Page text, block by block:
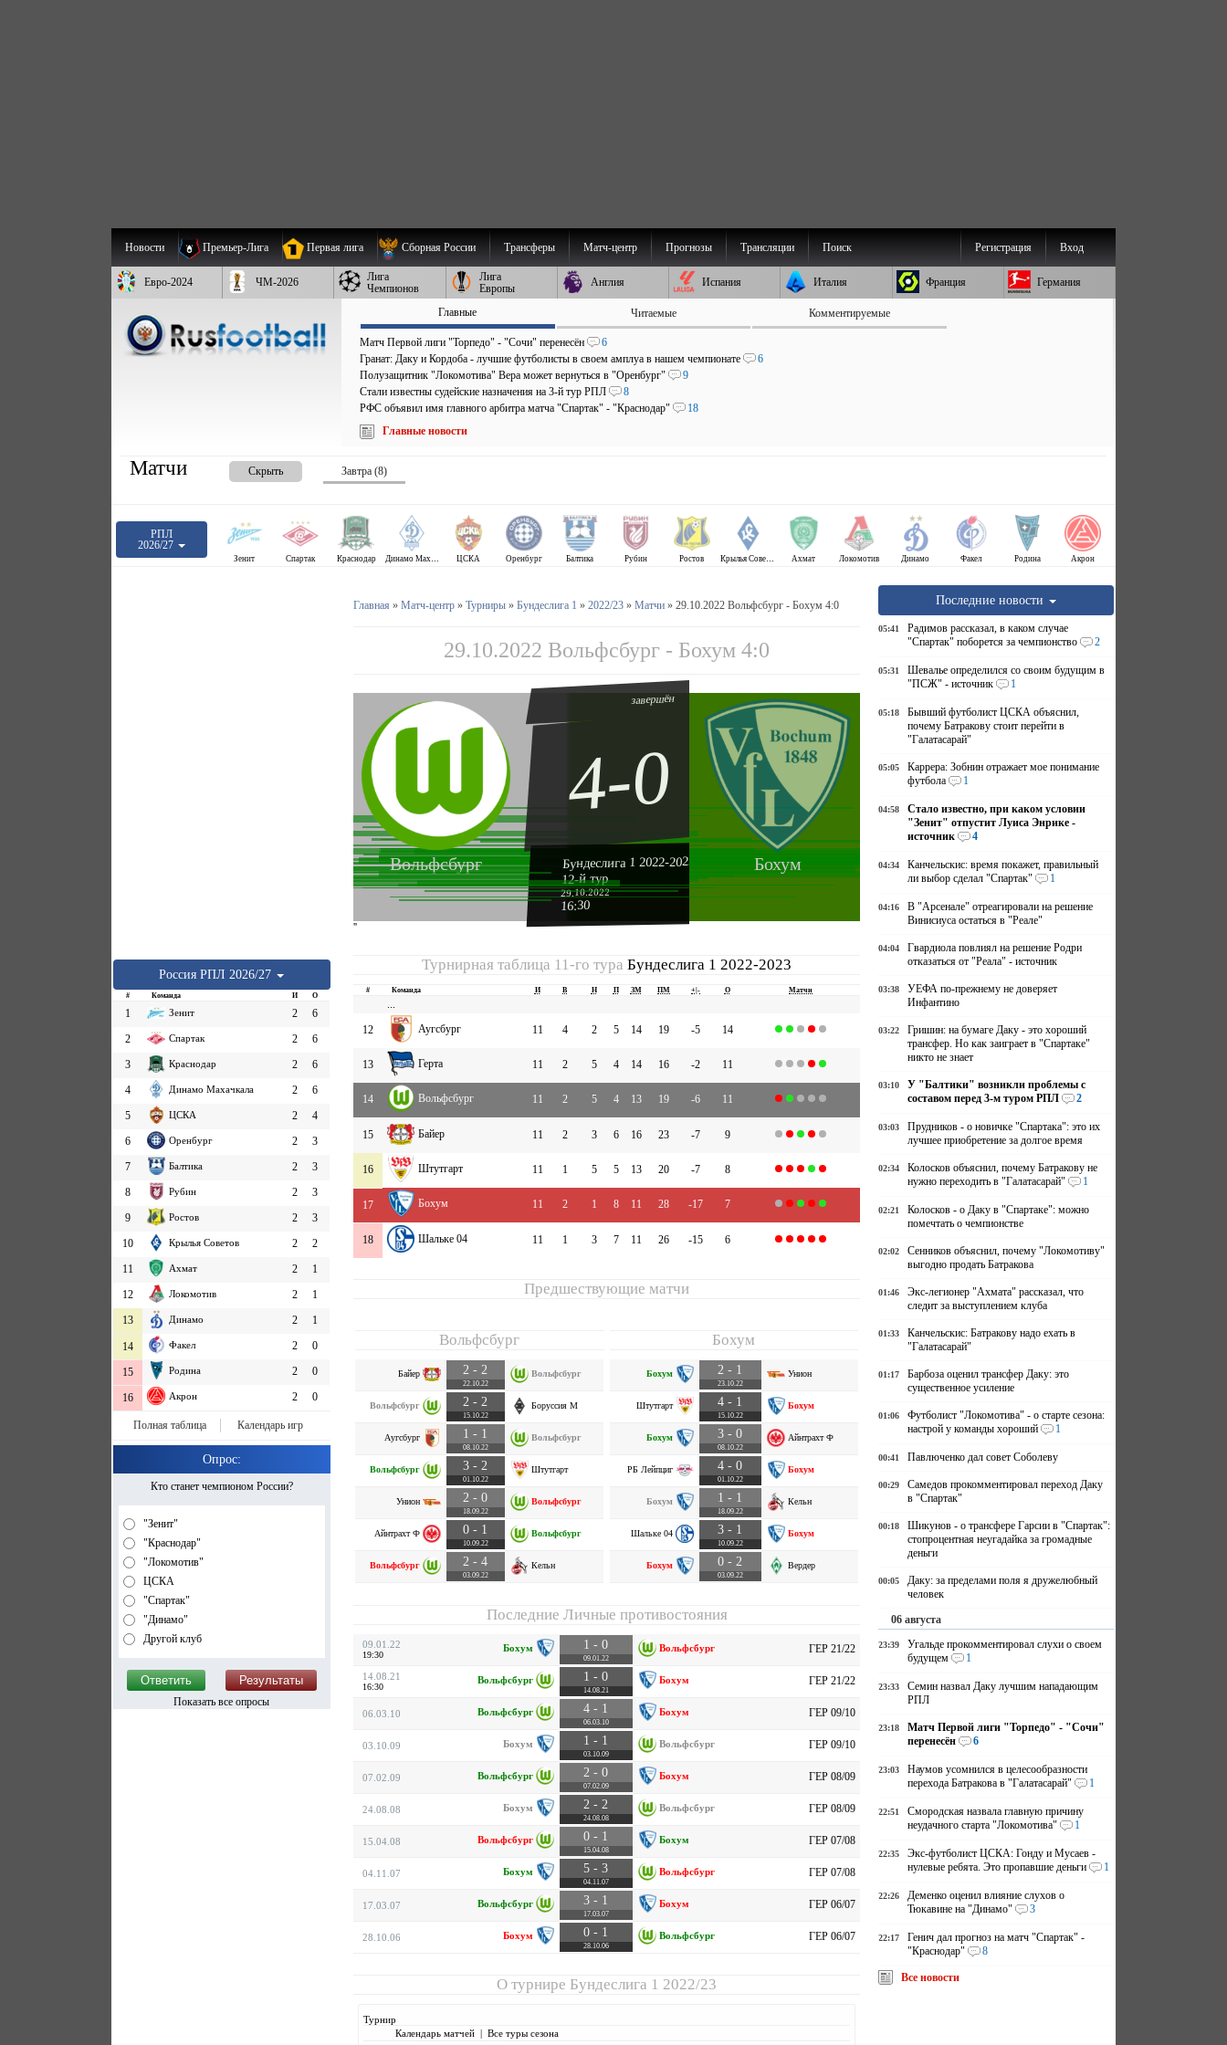
Новости Премьер-Лига Первая лига Сборная России Трансферы Матч-центр Прогнозы Трансляции Поиск Вход
Регистрация
Евро-2024 ЧМ-2026
Лига
Чемпионов
Лига
Европы
Англия Испания Италия Франция Германия
Главные Читаемые Комментируемые
Матч Первой лиги "Торпедо" - "Сочи" перенесён
6
Гранат: Даку и Кордоба - лучшие футболисты в своем амплуа в нашем чемпионате
6
Полузащитник "Локомотива" Вера может вернуться в "Оренбург"
9
Стали известны судейские назначения на 3-й тур РПЛ
8
РФС объявил имя главного арбитра матча "Спартак" - "Краснодар"
18
Главные новости
Матчи Скрыть Завтра (8)
РПЛ
2026/27
Зенит Спартак Краснодар Динамо Махачкала ЦСКА Оренбург Балтика Рубин Ростов Крылья Советов Ахмат Локомотив Динамо Факел Родина Акрон
Россия РПЛ 2026/27
# Команда И О
1 Зенит 2
6
2
Спартак 2
6
3
Краснодар 2
6
4
Динамо Махачкала 2
6
5
ЦСКА 2
4
6
Оренбург 2
3
7
Балтика 2
3
8
Рубин 2
3
9
Ростов 2
3
10
Крылья Советов 2
2
11
Ахмат 2
1
12
Локомотив 2
1
13
Динамо 2 1
14 Факел 2 0
15 Родина 2 0
16 Акрон 2 0
Полная таблица Календарь игр
Опрос:
Кто станет чемпионом России?
"Зенит"
"Краснодар"
"Локомотив"
ЦСКА
"Спартак"
"Динамо"
Другой клуб
Показать все опросы
Главная » Матч-центр» Турниры» Бундеслига 1 » 2022/23» Матчи» 29.10.2022 Вольфсбург - Бохум 4:0
29.10.2022 Вольфсбург - Бохум 4:0
Вольфсбург Бохум
завершён
4-0
Бундеслига 1 2022-2023
12-й тур
29.10.2022
16:30
''
Турнирная таблица 11-го тураБундеслига 1 2022-2023
# Команда И В Н П ЗМ ПМ +|- О Матчи
...
12
Аугсбург 11 4 2 5 14 19 -5 14
13 Герта 11 2 5 4 14 16 -2 11
14 Вольфсбург 11 2 5 4 13 19 -6 11
15 Байер 11 2 3 6 16 23 -7 9
16 Штутгарт 11 1 5 5 13 20 -7 8
17 Бохум 11 2 1 8 11 28 -17 7
18 Шальке 04 11 1 3 7 11 26 -15 6
Предшествующие матчи
Вольфсбург
Байер 2 - 2
22.10.22
Вольфсбург
Вольфсбург 2 - 2
15.10.22
Боруссия М
Аугсбург 1 - 1
08.10.22
Вольфсбург
Вольфсбург 3 - 2
01.10.22
Штутгарт
Унион 2 - 0
18.09.22
Вольфсбург
Айнтрахт Ф 0 - 1
10.09.22
Вольфсбург
Вольфсбург 2 - 4
03.09.22
Кельн
Бохум
Бохум 2 - 1
23.10.22
Унион
Штутгарт 4 - 1
15.10.22
Бохум
Бохум 3 - 0
08.10.22
Айнтрахт Ф
РБ Лейпциг 4 - 0
01.10.22
Бохум
Бохум 1 - 1
18.09.22
Кельн
Шальке 04 3 - 1
10.09.22
Бохум
Бохум 0 - 2
03.09.22
Вердер
Последние Личные противостояния
09.01.22
19:30
Бохум 1 - 0
09.01.22
Вольфсбург ГЕР 21/22
14.08.21
16:30
Вольфсбург 1 - 0
14.08.21
Бохум ГЕР 21/22
06.03.10 Вольфсбург 4 - 1
06.03.10
Бохум ГЕР 09/10
03.10.09 Бохум 1 - 1
03.10.09
Вольфсбург ГЕР 09/10
07.02.09 Вольфсбург 2 - 0
07.02.09
Бохум ГЕР 08/09
24.08.08 Бохум 2 - 2
24.08.08
Вольфсбург ГЕР 08/09
15.04.08 Вольфсбург 0 - 1
15.04.08
Бохум ГЕР 07/08
04.11.07 Бохум 5 - 3
04.11.07
Вольфсбург ГЕР 07/08
17.03.07 Вольфсбург 3 - 1
17.03.07
Бохум ГЕР 06/07
28.10.06 Бохум 0 - 1
28.10.06
Вольфсбург ГЕР 06/07
О турнире Бундеслига 1 2022/23
Турнир
Календарь матчей| Все туры сезона
Последние новости
05:41
Радимов рассказал, в каком случае
"Спартак" поборется за чемпионство
2
05:31
Шевалье определился со своим будущим в
"ПСЖ" - источник
1
05:18
Бывший футболист ЦСКА объяснил,
почему Батракову стоит перейти в
"Галатасарай"
05:05
Каррера: Зобнин отражает мое понимание
футбола
1
04:58
Стало известно, при каком условии
"Зенит" отпустит Луиса Энрике -
источник
4
04:34
Канчельскис: время покажет, правильный
ли выбор сделал "Спартак"
1
04:16
В "Арсенале" отреагировали на решение
Винисиуса остаться в "Реале"
04:04
Гвардиола повлиял на решение Родри
отказаться от "Реала" - источник
03:38
УЕФА по-прежнему не доверяет
Инфантино
03:22
Гришин: на бумаге Даку - это хороший
трансфер. Но как заиграет в "Спартаке"
никто не знает
03:10
У "Балтики" возникли проблемы с
составом перед 3-м туром РПЛ
2
03:03
Прудников - о новичке "Спартака": это их
лучшее приобретение за долгое время
02:34
Колосков объяснил, почему Батракову не
нужно переходить в "Галатасарай"
1
02:21
Колосков - о Даку в "Спартаке": можно
помечтать о чемпионстве
02:02
Сенников объяснил, почему "Локомотиву"
выгодно продать Батракова
01:46
Экс-легионер "Ахмата" рассказал, что
следит за выступлением клуба
01:33
Канчельскис: Батракову надо ехать в
"Галатасарай"
01:17
Барбоза оценил трансфер Даку: это
существенное усиление
01:06
Футболист "Локомотива" - о старте сезона:
настрой у команды хороший
1
00:41 Павлюченко дал совет Соболеву
00:29
Самедов прокомментировал переход Даку
в "Спартак"
00:18
Шикунов - о трансфере Гарсии в "Спартак":
стопроцентная неугадайка за громадные
деньги
00:05
Даку: за пределами поля я дружелюбный
человек
06 августа
23:39
Угальде прокомментировал слухи о своем
будущем
1
23:33
Семин назвал Даку лучшим нападающим
РПЛ
23:18
Матч Первой лиги "Торпедо" - "Сочи"
перенесён
6
23:03
Наумов усомнился в целесообразности
перехода Батракова в "Галатасарай"
1
22:51
Смородская назвала главную причину
неудачного старта "Локомотива"
1
22:35
Экс-футболист ЦСКА: Гонду и Мусаев -
нулевые ребята. Это пропавшие деньги
1
22:26
Деменко оценил влияние слухов о
Тюкавине на "Динамо"
3
22:17
Генич дал прогноз на матч "Спартак" -
"Краснодар"
8
Все новости